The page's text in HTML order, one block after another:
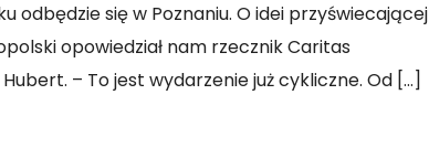
odbędzie się w Poznaniu. O idei przyświecającej
opowiedział nam rzecznik Caritas
– To jest wydarzenie już cykliczne. Od […]